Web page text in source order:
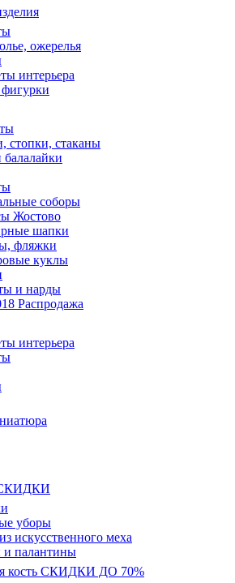
ожерелья
интерьера
стопки, стаканы
балалайки
соборы
Жостово
шапки
фляжки
куклы
и нарды
Распродажа
интерьера
уборы
искусственного меха
палантины
кость СКИДКИ ДО 70%